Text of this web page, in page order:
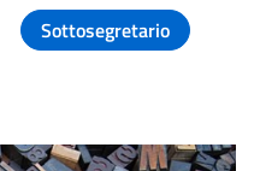
Sottosegretario